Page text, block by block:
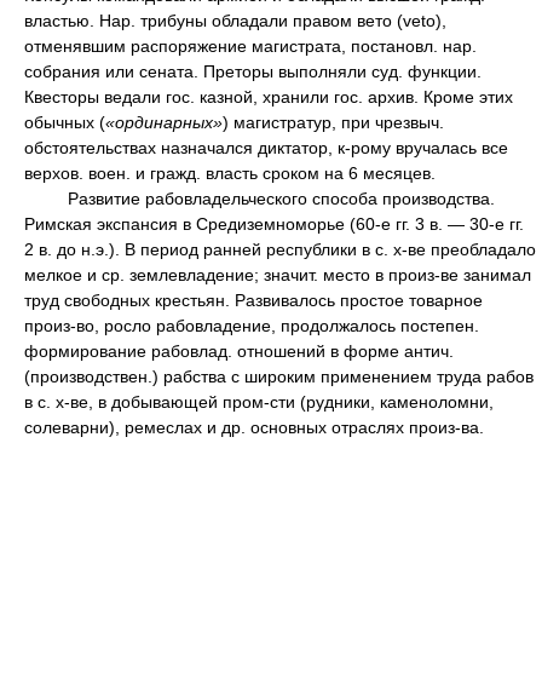
властью. Нар. трибуны обладали правом вето (veto),
отменявшим распоряжение магистрата, постановл. нар.
собрания или сената. Преторы выполняли суд. функции.
Квесторы ведали гос. казной, хранили гос. архив. Кроме этих
обычных («ординарных») магистратур, при чрезвыч.
обстоятельствах назначался диктатор, к-рому вручалась все
верхов. воен. и гражд. власть сроком на 6 месяцев.
Развитие рабовладельческого способа производства.
Римская экспансия в Средиземноморье (60-е гг. 3 в. — 30-е гг.
2 в. до н.э.). В период ранней республики в с. х-ве преобладало
мелкое и ср. землевладение; значит. место в произ-ве занимал
труд свободных крестьян. Развивалось простое товарное
произ-во, росло рабовладение, продолжалось постепен.
формирование рабовлад. отношений в форме антич.
(производствен.) рабства с широким применением труда рабов
в с. х-ве, в добывающей пром-сти (рудники, каменоломни,
солеварни), ремеслах и др. основных отраслях произ-ва.